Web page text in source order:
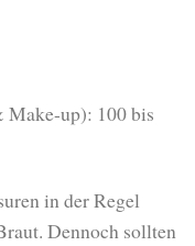
Make-up): 100 bis
in der Regel
Dennoch sollten